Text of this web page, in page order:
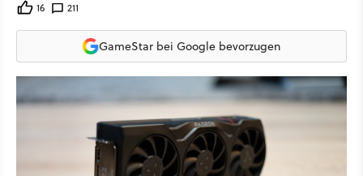
16 211
GameStar bei Google bevorzugen